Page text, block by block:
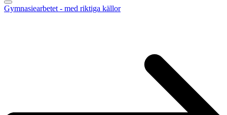
Gymnasiearbetet - med riktiga källor